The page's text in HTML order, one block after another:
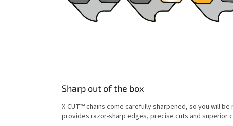
Sharp out of the box
X-CUT™ chains come carefully sharpened, so you will
provides razor-sharp edges, precise cuts and superior